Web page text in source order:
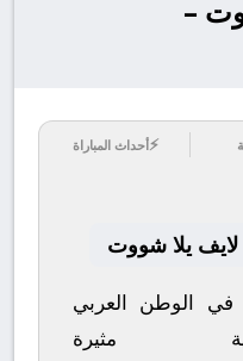
–
⚡أحداث المباراة
.. لايف يلا شووت
الوطن العربي
مثيرة